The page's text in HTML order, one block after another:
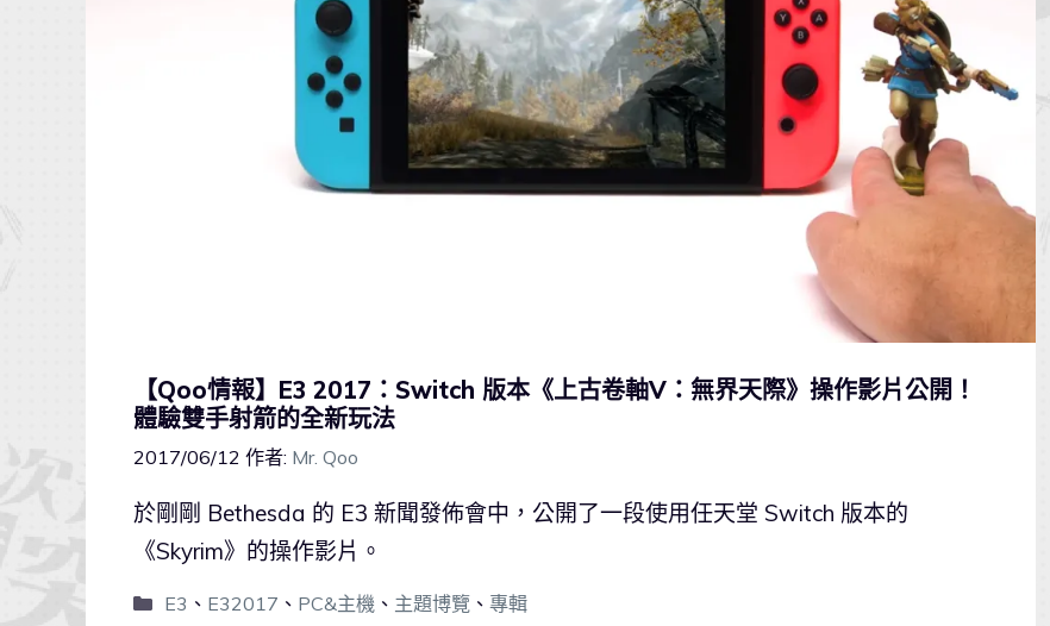
【Qoo情報】E3 2017：Switch 版本《上古卷軸V：無界天際》操作影片公開！
體驗雙手射箭的全新玩法
2017/06/12 作者: Mr. Qoo
於剛剛 Bethesda 的 E3 新聞發佈會中，公開了一段使用任天堂 Switch 版本的
《Skyrim》的操作影片。
E3 、 E32017 、 PC&主機 、 主題博覽、 專輯